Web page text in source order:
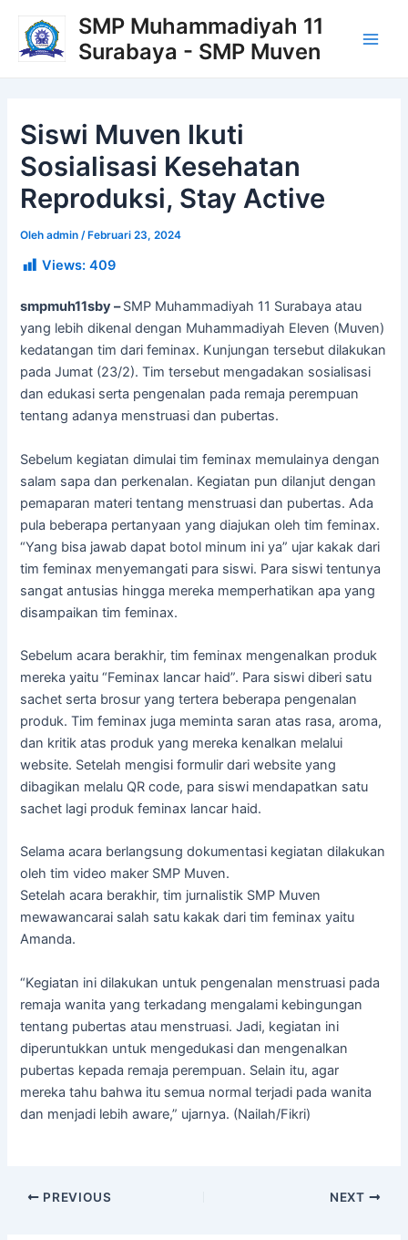
konten
SMP Muhammadiyah 11
Surabaya - SMP Muven
Siswi Muven Ikuti
Sosialisasi Kesehatan
Reproduksi, Stay Active
Olehadmin/ Februari 23, 2024
Views: 409
smpmuh11sby –SMP Muhammadiyah 11 Surabaya atau
yang lebih dikenal dengan Muhammadiyah Eleven (Muven)
kedatangan tim dari feminax. Kunjungan tersebut dilakukan
pada Jumat (23/2). Tim tersebut mengadakan sosialisasi
dan edukasi serta pengenalan pada remaja perempuan
tentang adanya menstruasi dan pubertas.
Sebelum kegiatan dimulai tim feminax memulainya dengan
salam sapa dan perkenalan. Kegiatan pun dilanjut dengan
pemaparan materi tentang menstruasi dan pubertas. Ada
pula beberapa pertanyaan yang diajukan oleh tim feminax.
“Yang bisa jawab dapat botol minum ini ya” ujar kakak dari
tim feminax menyemangati para siswi. Para siswi tentunya
sangat antusias hingga mereka memperhatikan apa yang
disampaikan tim feminax.
Sebelum acara berakhir, tim feminax mengenalkan produk
mereka yaitu “Feminax lancar haid”. Para siswi diberi satu
sachet serta brosur yang tertera beberapa pengenalan
produk. Tim feminax juga meminta saran atas rasa, aroma,
dan kritik atas produk yang mereka kenalkan melalui
website. Setelah mengisi formulir dari website yang
dibagikan melalu QR code, para siswi mendapatkan satu
sachet lagi produk feminax lancar haid.
Selama acara berlangsung dokumentasi kegiatan dilakukan
oleh tim video maker SMP Muven.
Setelah acara berakhir, tim jurnalistik SMP Muven
mewawancarai salah satu kakak dari tim feminax yaitu
Amanda.
“Kegiatan ini dilakukan untuk pengenalan menstruasi pada
remaja wanita yang terkadang mengalami kebingungan
tentang pubertas atau menstruasi. Jadi, kegiatan ini
diperuntukkan untuk mengedukasi dan mengenalkan
pubertas kepada remaja perempuan. Selain itu, agar
mereka tahu bahwa itu semua normal terjadi pada wanita
dan menjadi lebih aware,” ujarnya. (Nailah/Fikri)
navigation
PREVIOUS NEXT